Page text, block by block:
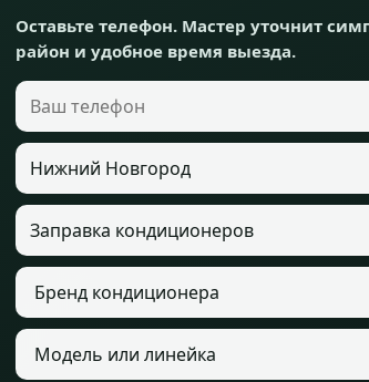
Оставьте телефон. Мастер уточнит
район и удобное время выезда.
Ваш телефон
Город
Услуга
Бренд кондиционера
Модель кондиционера